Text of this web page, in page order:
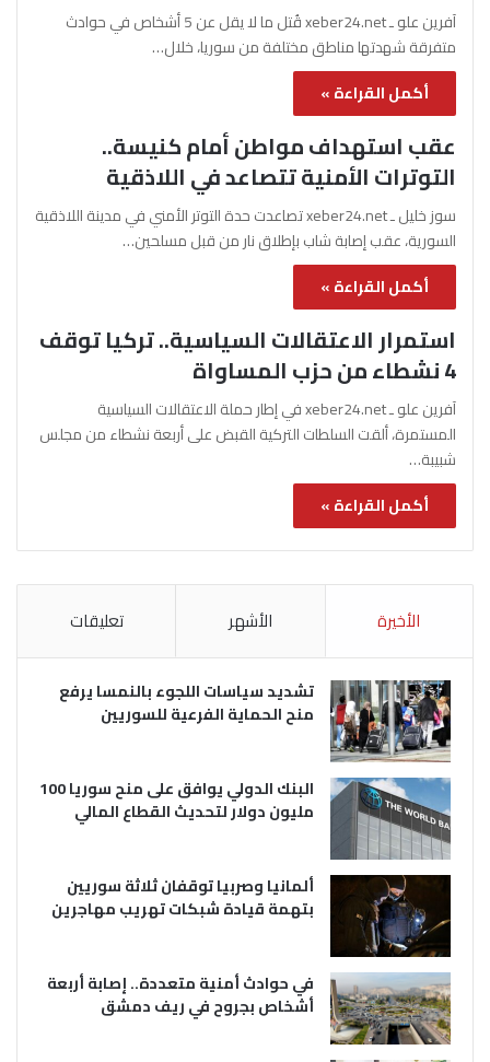
آفرين علو ـ xeber24.net قُتل ما لا يقل عن 5 أشخاص في حوادث
متفرقة شهدتها مناطق مختلفة من سوريا، خلال…
أكمل القراءة »
عقب استهداف مواطن أمام كنيسة..
التوترات الأمنية تتصاعد في اللاذقية
سوز خليل ـ xeber24.net تصاعدت حدة التوتر الأمني في مدينة اللاذقية
السورية، عقب إصابة شاب بإطلاق نار من قبل مسلحين…
أكمل القراءة »
استمرار الاعتقالات السياسية.. تركيا توقف
4 نشطاء من حزب المساواة
آفرين علو ـ xeber24.net في إطار حملة الاعتقالات السياسية
المستمرة، ألقت السلطات التركية القبض على أربعة نشطاء من مجلس
شبيبة…
أكمل القراءة »
الأخيرة الأشهر تعليقات
تشديد سياسات اللجوء بالنمسا يرفع
منح الحماية الفرعية للسوريين
البنك الدولي يوافق على منح سوريا 100
مليون دولار لتحديث القطاع المالي
ألمانيا وصربيا توقفان ثلاثة سوريين
بتهمة قيادة شبكات تهريب مهاجرين
في حوادث أمنية متعددة.. إصابة أربعة
أشخاص بجروح في ريف دمشق